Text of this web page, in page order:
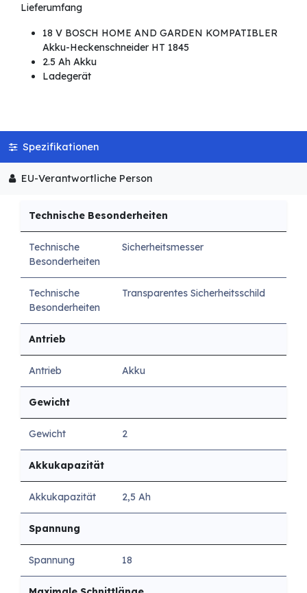
Lieferumfang
18 V BOSCH HOME AND GARDEN KOMPATIBLER
Akku-Heckenschneider HT 1845
2.5 Ah Akku
Ladegerät
Spezifikationen
EU-Verantwortliche Person
Technische Besonderheiten
Technische
Besonderheiten
Sicherheitsmesser
Technische
Besonderheiten
Transparentes Sicherheitsschild
Antrieb
Antrieb Akku
Gewicht
Gewicht 2
Akkukapazität
Akkukapazität 2,5 Ah
Spannung
Spannung 18